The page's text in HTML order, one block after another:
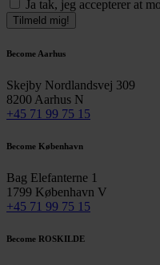
Ja tak, jeg accepterer at
Tilmeld mig!
Become Aarhus
Skejby Nordlandsvej 309
8200 Aarhus N
+45 71 99 75 15
Become København
Bag Elefanterne 1
1799 København V
+45 71 99 75 15
Become ROSKILDE